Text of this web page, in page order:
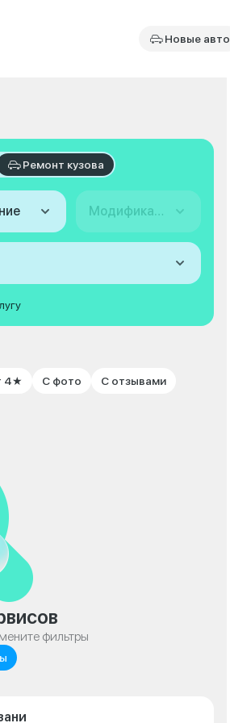
Новые авто
Ремонт кузова
Модификация
4★ С фото С отзывами
фильтры